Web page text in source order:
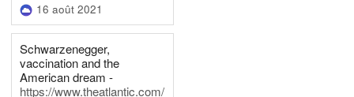
16 août 2021
Schwarzenegger,
vaccination and the
American dream -
https://www.theatlantic.com/